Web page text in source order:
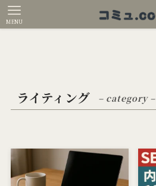
MENU
ライティング – category –